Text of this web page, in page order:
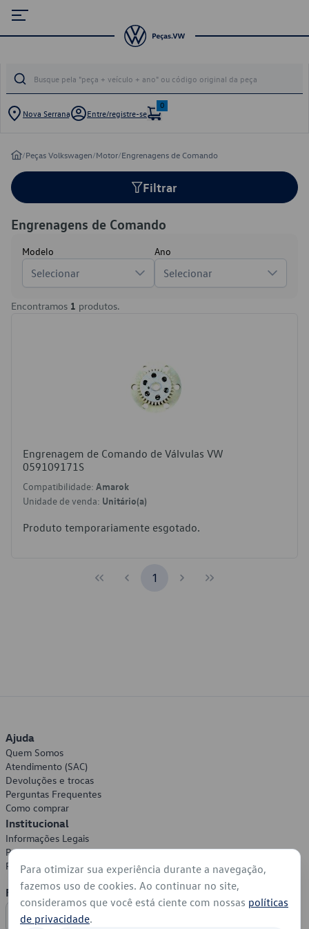
Nova Serrana Entre/registre-se
0
/Peças Volkswagen/Motor/Engrenagens de Comando
Filtrar
Engrenagens de Comando
Modelo
Selecionar
Ano
Selecionar
Encontramos 1 produtos.
Engrenagem de Comando de Válvulas VW
059109171S
Compatibilidade: Amarok
Unidade de venda: Unitário(a)
Produto temporariamente esgotado.
1
Ajuda
Quem Somos
Atendimento (SAC)
Devoluções e trocas
Perguntas Frequentes
Como comprar
Institucional
Informações Legais
Política de Privacidade
Política de Cookies
Formas de Pagamento
Para otimizar sua experiência durante a navegação,
fazemos uso de cookies. Ao continuar no site,
consideramos que você está ciente com nossas políticas
de privacidade.